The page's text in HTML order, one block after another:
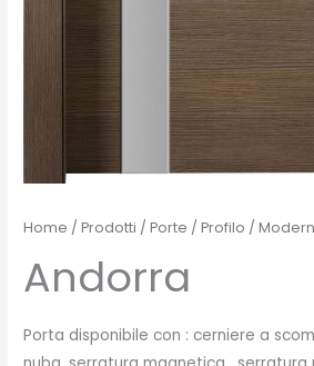
Home /Prodotti /Porte /Profilo /
Andorra
Porta disponibile con : cerniere a